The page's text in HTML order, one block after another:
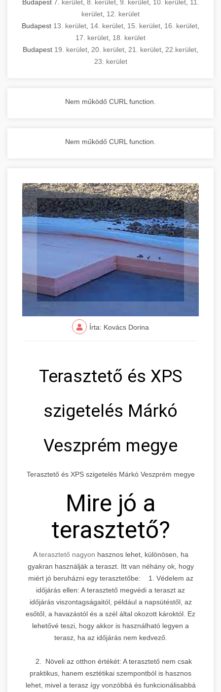
Budapest 7. kerület, 8. kerület, 9. kerület, 10. kerület, 11.
kerület 12. kerület
Budapest 13. kerület 14. kerület 15. kerület 16. kerület
17. kerület 18. kerület
Budapest 19. kerület 20. kerület 21. kerület 22.kerület
23. kerület
Nem működő CURL function.
Nem működő CURL function.
Írta: Kovács Dorina
Terasztető és XPS
szigetelés Márkó
Veszprém megye
Terasztető és XPS szigetelés Márkó Veszprém megye
Mire jó a
terasztető?
Aterasztető nagyon hasznos lehet, különösen, ha
gyakran használják a teraszt. Itt van néhány ok, hogy
miért jó beruházni egy terasztetőbe: 1. Védelem az
időjárás ellen: A terasztető megvédi a teraszt az
időjárás viszontagságaitól, például a napsütéstől, az
esőtől, a havazástól és a szél által okozott károktól. Ez
lehetővé teszi, hogy akkor is használható legyen a
terasz, ha az időjárás nem kedvező.
2. Növeli az otthon értékét: A terasztető nem csak
praktikus, hanem esztétikai szempontból is hasznos
lehet, mivel a terasz így vonzóbbá és funkcionálisabbá